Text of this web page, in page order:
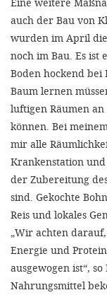
auch der Bau von
wurden im April
noch im Bau. Es ist
Boden hockend bei
Baum lernen
luftigen Räumen
können. Bei
mir alle
Krankenstation
der Zubereitung
sind. Gekochte
Reis und lokales
„Wir achten
Energie und
ausgewogen ist“,
Nahrungsmittel